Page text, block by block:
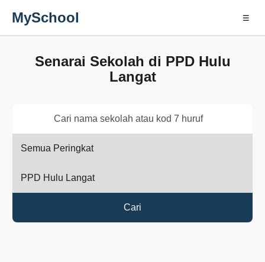
MySchool ☰
Senarai Sekolah di PPD Hulu
Langat
Cari